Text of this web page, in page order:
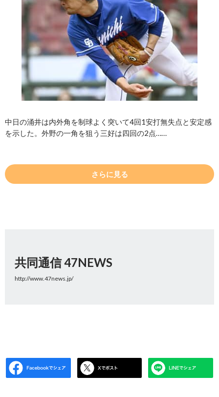
中日の涌井は内外角を制球よく突いて4回1安打無失点と安定感
を示した。外野の一角を狙う三好は四回の2点……
さらに見る
共同通信 47NEWS
http://www.47news.jp/